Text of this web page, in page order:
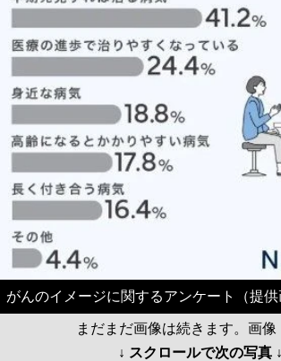
がんのイメージに関するアンケート（提供
まだまだ画像は続きます。画像
↓ スクロールで次の写真 ↓